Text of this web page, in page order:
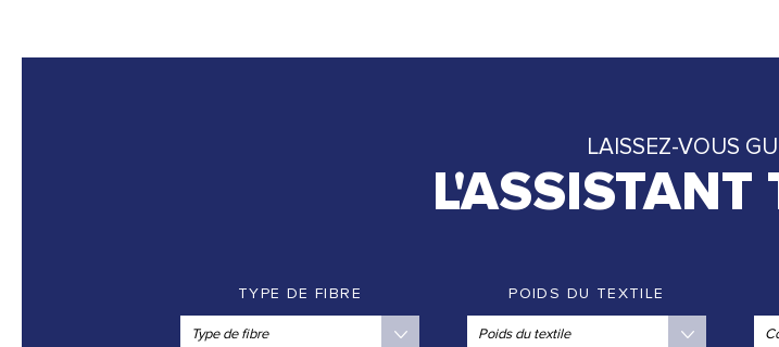
LAISSEZ-VOUS
L'ASSISTANT
TYPE DE FIBRE POIDS DU TEXTILE